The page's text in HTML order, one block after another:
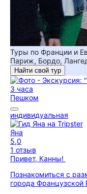
Туры по Франции и
Париж, Бордо,
Найти свой тур
3 часа
Пешком
индивидуальная
Яна
5,0
1 отзыв
Привет, Канны!
Познакомиться с
города Французской